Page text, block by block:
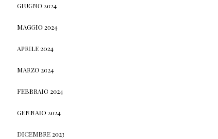
GIUGNO 2024
MAGGIO 2024
APRILE 2024
MARZO 2024
FEBBRAIO 2024
GENNAIO 2024
DICEMBRE 2023